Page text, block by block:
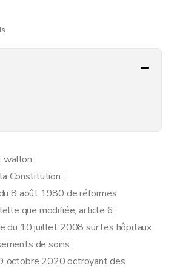
wallon,
Constitution ;
8 août 1980 de réformes
que modifiée, article 6 ;
du 10 juillet 2008 sur les hôpitaux
de soins ;
octobre 2020 octroyant des